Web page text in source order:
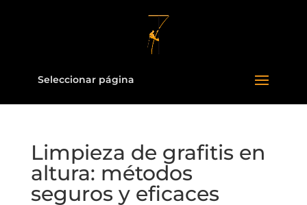
Seleccionar página
Limpieza de grafitis en
altura: métodos
seguros y eficaces